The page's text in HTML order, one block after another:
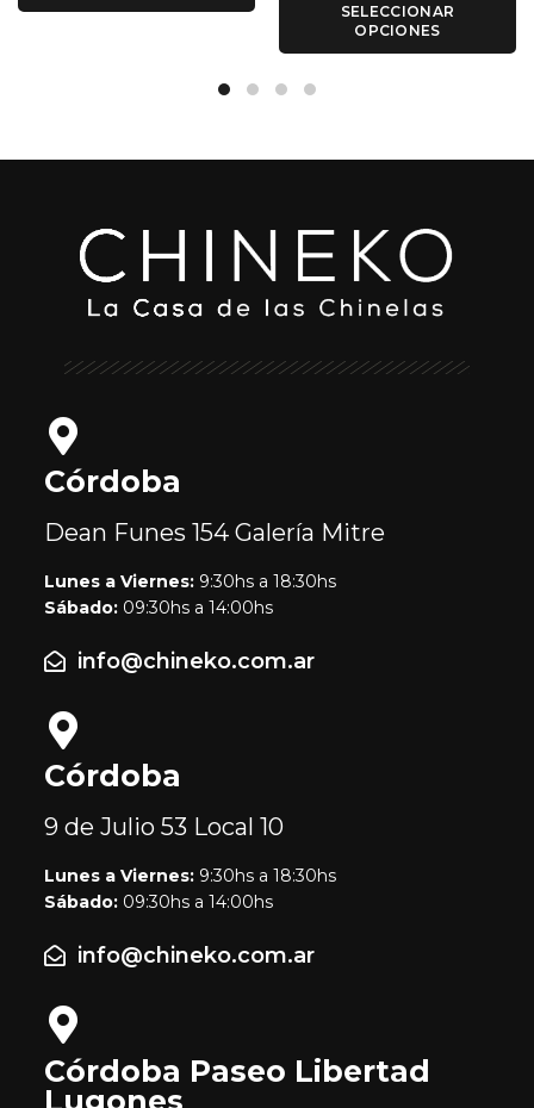
SELECCIONAR
OPCIONES
Córdoba
Dean Funes 154Galería Mitre
Lunes a Viernes: 9:30hs a 18:30hs
Sábado: 09:30hs a 14:00hs
info@chineko.com.ar
Córdoba
9 de Julio 53 Local 10
Lunes a Viernes: 9:30hs a 18:30hs
Sábado: 09:30hs a 14:00hs
info@chineko.com.ar
Córdoba Paseo Libertad
Lugones